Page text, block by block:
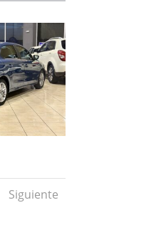
Siguiente